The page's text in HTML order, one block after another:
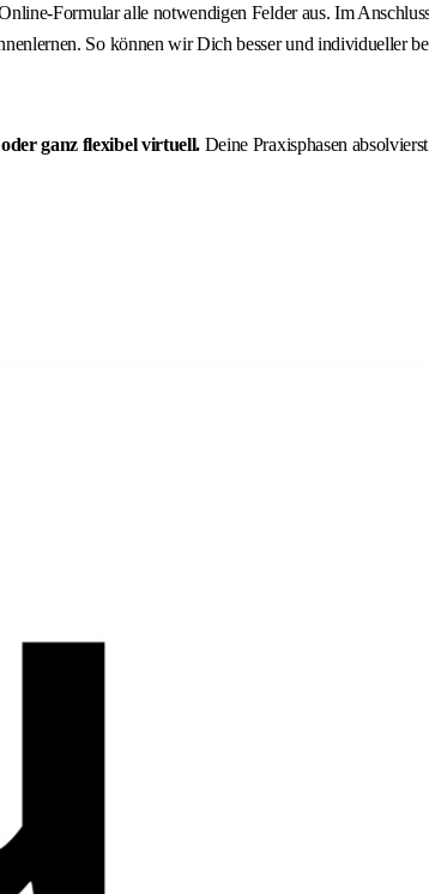
Formular alle notwendigen Felder aus. Im
So können wir Dich besser und individueller
ganz flexibel virtuell. Deine Praxisphasen